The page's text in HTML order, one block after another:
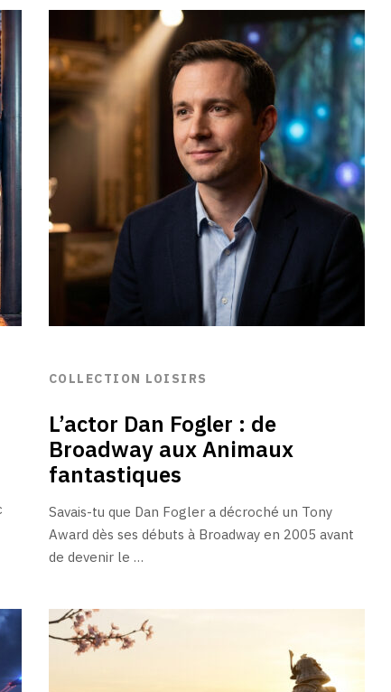
COLLECTION LOISIRS
L’actor Dan Fogler : de
Broadway aux Animaux
fantastiques
Savais-tu que Dan Fogler a décroché un Tony
Award dès ses débuts à Broadway en 2005 avant
de devenir le …